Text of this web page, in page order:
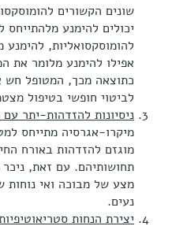
שונים הקשורים
יכולים להימנע מלהתייחס
להומוסקסואליות,
אפילו להימנע מלומר את
כתוצאה מכך, המטופל
לביטוי חופשי בטיפול
ניסיונות להזדהות-יתר
מיקרו-אגרסיה מתייחס
מוגזם להזדהות באורח
תחושותיהם. עם זאת,
מצע של מבוכה ואי נוחות
נעים.
יצירת הנחות